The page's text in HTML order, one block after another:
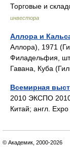
Торговые и
инвестора
Аллора и
Аллора), 1971
Филадельфия,
Гавана, Куба
Всемирная
2010 ЭКСПО
Китай; англ.
© Академик, 2000-2026